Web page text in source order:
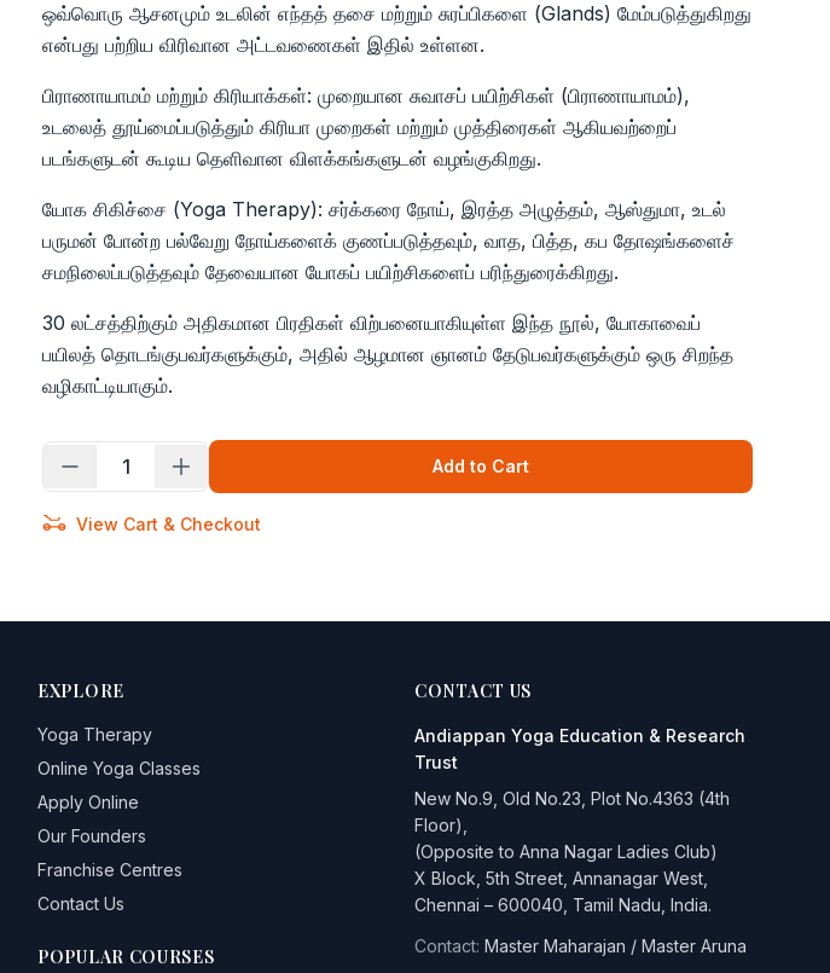
ஒவ்வொரு ஆசனமும் உடலின் எந்தத் தசை மற்றும் சுரப்பிகளை (Glands) மேம்படுத்துகிறது
என்பது பற்றிய விரிவான அட்டவணைகள் இதில் உள்ளன.
பிராணாயாமம் மற்றும் கிரியாக்கள்: முறையான சுவாசப் பயிற்சிகள் (பிராணாயாமம்),
உடலைத் தூய்மைப்படுத்தும் கிரியா முறைகள் மற்றும் முத்திரைகள் ஆகியவற்றைப்
படங்களுடன் கூடிய தெளிவான விளக்கங்களுடன் வழங்குகிறது.
யோக சிகிச்சை (Yoga Therapy): சர்க்கரை நோய், இரத்த அழுத்தம், ஆஸ்துமா, உடல்
பருமன் போன்ற பல்வேறு நோய்களைக் குணப்படுத்தவும், வாத, பித்த, கப தோஷங்களைச்
சமநிலைப்படுத்தவும் தேவையான யோகப் பயிற்சிகளைப் பரிந்துரைக்கிறது.
30 லட்சத்திற்கும் அதிகமான பிரதிகள் விற்பனையாகியுள்ள இந்த நூல், யோகாவைப்
பயிலத் தொடங்குபவர்களுக்கும், அதில் ஆழமான ஞானம் தேடுபவர்களுக்கும் ஒரு சிறந்த
வழிகாட்டியாகும்.
1 Add to Cart
View Cart & Checkout
EXPLORE
Yoga Therapy
Online Yoga Classes
Apply Online
Our Founders
Franchise Centres
Contact Us
POPULAR COURSES
CONTACT US
Andiappan Yoga Education & Research
Trust
New No.9, Old No.23, Plot No.4363 (4th
Floor),
(Opposite to Anna Nagar Ladies Club)
X Block, 5th Street, Annanagar West,
Chennai – 600040, Tamil Nadu, India.
Contact: Master Maharajan / Master Aruna